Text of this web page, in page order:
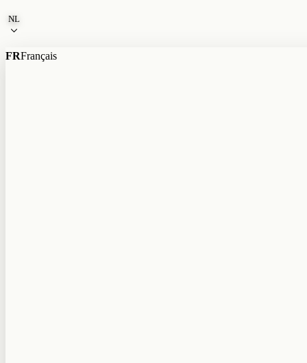
Naar de inhoud
NL
FRFrançais